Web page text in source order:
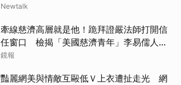
Newtalk
牽線慈濟高層就是他！跪拜證嚴法師打開信
任窗口 檢揭「美國慈濟青年」李易儒人脈
網絡
鏡報
豔麗網美與情敵互毆低Ｖ上衣遭扯走光 網